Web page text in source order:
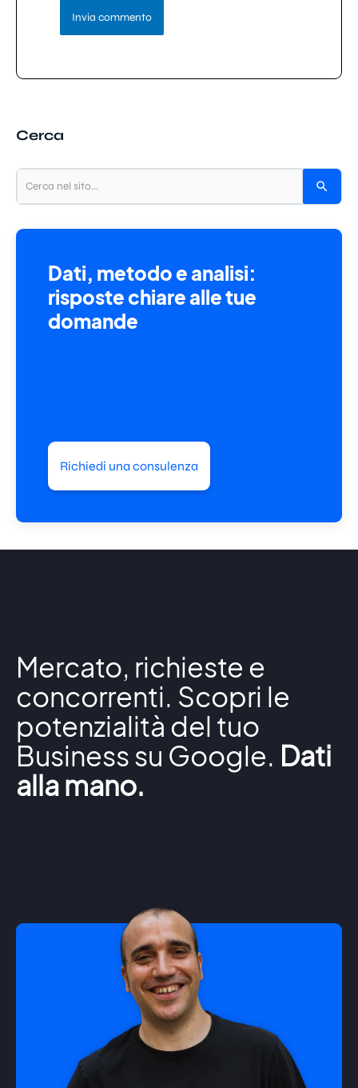
Cerca
Dati, metodo e analisi:
risposte chiare alle tue
domande
Richiedi una consulenza
Mercato, richieste e
concorrenti. Scopri le
potenzialità del tuo
Business su Google. Dati
alla mano.